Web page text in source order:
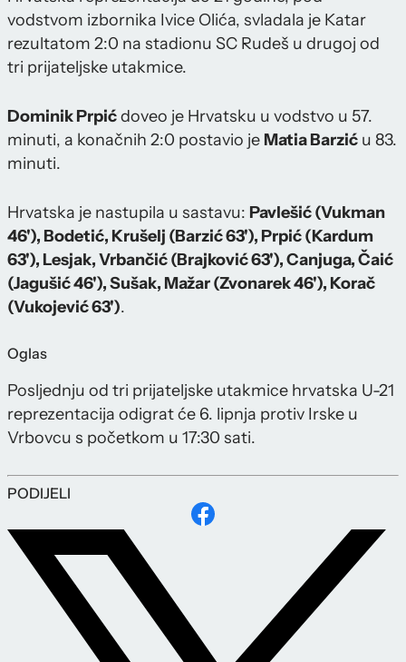
vodstvom izbornika Ivice Olića, svladala je Katar
rezultatom 2:0 na stadionu SC Rudeš u drugoj od
tri prijateljske utakmice.
Dominik Prpićdoveo je Hrvatsku u vodstvo u 57.
minuti, a konačnih 2:0 postavio je Matia Barzić u 83.
minuti.
Hrvatska je nastupila u sastavu: Pavlešić (Vukman
46'), Bodetić, Krušelj (Barzić 63'), Prpić (Kardum
63'), Lesjak, Vrbančić (Brajković 63'), Canjuga, Čaić
(Jagušić 46'), Sušak, Mažar (Zvonarek 46'), Korač
(Vukojević 63').
Oglas
Posljednju od tri prijateljske utakmice hrvatska U-21
reprezentacija odigrat će 6. lipnja protiv Irske u
Vrbovcu s početkom u 17:30 sati.
PODIJELI